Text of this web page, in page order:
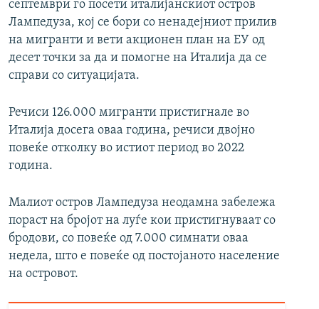
септември го посети италијанскиот остров
Лампедуза, кој се бори со ненадејниот прилив
на мигранти и вети акционен план на ЕУ од
десет точки за да и помогне на Италија да се
справи со ситуацијата.
Речиси 126.000 мигранти пристигнале во
Италија досега оваа година, речиси двојно
повеќе отколку во истиот период во 2022
година.
Малиот остров Лампедуза неодамна забележа
пораст на бројот на луѓе кои пристигнуваат со
бродови, со повеќе од 7.000 симнати оваа
недела, што е повеќе од постојаното население
на островот.